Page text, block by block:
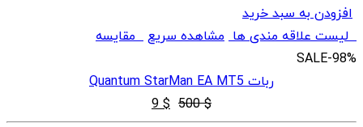
افزودن به سبد خرید
لیست علاقه مندی ها مشاهده سریعمقایسه
SALE-98%
ربات Quantum StarMan EA MT5
$
500
قیمت
$
9 قیمت